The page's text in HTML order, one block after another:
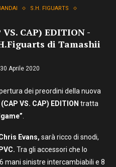
S.H. FIGUARTS
CAP) EDITION -
di Tamashii
30 Aprile 2020
dei preordini della nuova
VS. CAP) EDITION tratta
Evans, sarà ricco di snodi,
Tra gli accessori che lo
mani sinistre intercambiabili e 8